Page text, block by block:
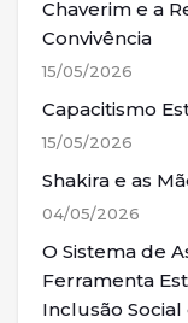
Chaverim e a
Convivência
15/05/2026
Capacitismo
15/05/2026
Shakira e as
04/05/2026
O Sistema de
Ferramenta
Inclusão